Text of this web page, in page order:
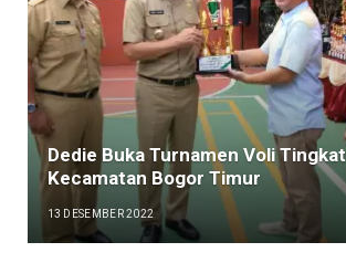
Dedie Buka Turnamen Voli
Kecamatan Bogor Timur
13 DESEMBER 2022